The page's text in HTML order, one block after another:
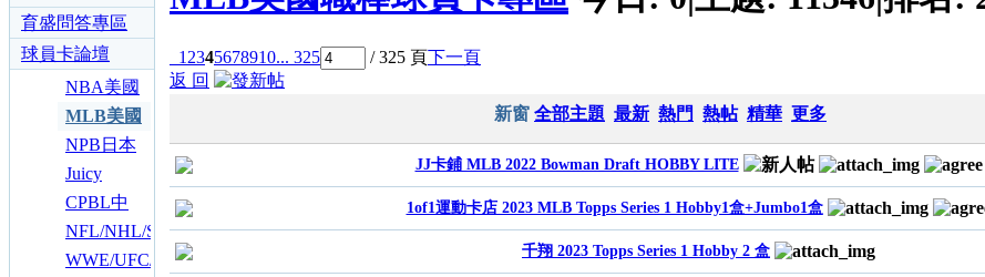
育盛問答專區
球員卡論壇
NBA美國
職籃球員
卡專區
MLB美國
職棒球員
卡專區
NPB日本
職棒球員
卡專區
Juicy
Honey/CJ
卡片18禁
AV專區
CPBL中
華職棒/籃
球球卡專
NFL/NHL/Soccer
等其他各
WWE/UFC/Marvel/StarWars
1 2345678910... 325 / 325 頁下一頁
返 回
新窗 全部主題 最新 熱門 熱帖 精華 更多
JJ卡鋪 MLB 2022 Bowman Draft HOBBY LITE
1of1運動卡店 2023 MLB Topps Series 1 Hobby1盒+Jumbo1盒
千翔 2023 Topps Series 1 Hobby 2 盒